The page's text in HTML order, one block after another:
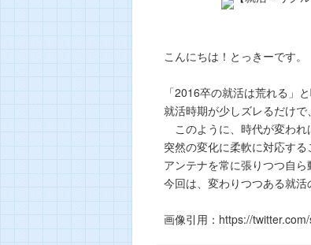
こんにちは！とっきーです。
「2016卒の就活は荒れる」
就活時期が少しズレるだけで
このように、時代が変われ
突然の変化に柔軟に対応する
アンテナを常に張りつつ自
今回は、変わりつつある就活
画像引用：https://